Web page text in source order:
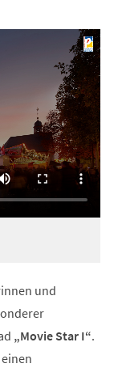
und
„Movie Star I“.